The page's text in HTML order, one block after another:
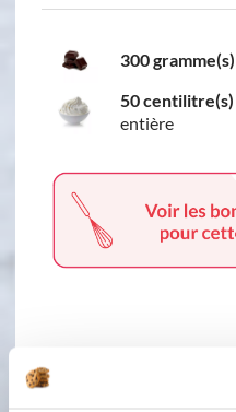
300 gramme(s)
50 centilitre(s)
entière